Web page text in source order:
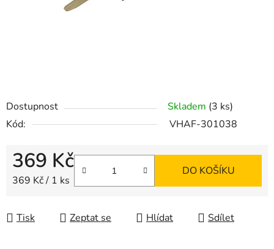
Dostupnost Skladem (3 ks)
Kód:
VHAF-301038
369 Kč
Měrná cena:
369 Kč / 1 ks
DO KOŠÍKU
Tisk Zeptat se Hlídat Sdílet